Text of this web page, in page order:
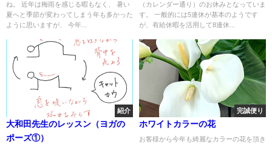
ね。 近年は梅雨を感じる暇もなく、 暑い
夏へと季節が変わってしまう年も多かった
ように思いますが、 今年...
（カレンダー通り）のお休みとなっていま
す。 一般的には5連休が基本のようです
が、有給休暇を活用して8連休...
紹介
大和田先生のレッスン（ヨガの
ポーズ①）
完誠便り
ホワイトカラーの花
お客様から今年も綺麗なカラーの花を頂き